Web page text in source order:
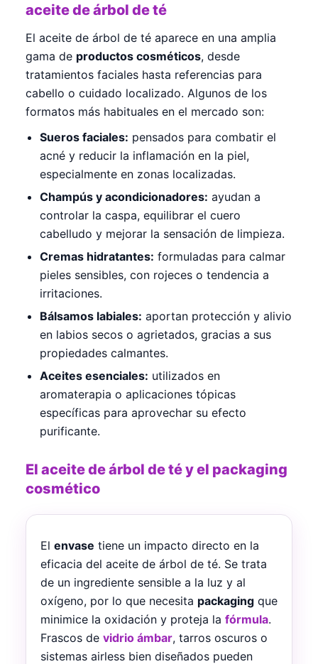
aceite de árbol de té
El aceite de árbol de té aparece en una amplia
gama de productos cosméticos, desde
tratamientos faciales hasta referencias para
cabello o cuidado localizado. Algunos de los
formatos más habituales en el mercado son:
Sueros faciales: pensados para combatir el
acné y reducir la inflamación en la piel,
especialmente en zonas localizadas.
Champús y acondicionadores: ayudan a
controlar la caspa, equilibrar el cuero
cabelludo y mejorar la sensación de limpieza.
Cremas hidratantes: formuladas para calmar
pieles sensibles, con rojeces o tendencia a
irritaciones.
Bálsamos labiales: aportan protección y alivio
en labios secos o agrietados, gracias a sus
propiedades calmantes.
Aceites esenciales: utilizados en
aromaterapia o aplicaciones tópicas
específicas para aprovechar su efecto
purificante.
El aceite de árbol de té y el packaging
cosmético
El envase tiene un impacto directo en la
eficacia del aceite de árbol de té. Se trata
de un ingrediente sensible a la luz y al
oxígeno, por lo que necesita packaging que
minimice la oxidación y proteja la fórmula.
Frascos de vidrio ámbar, tarros oscuros o
sistemas airless bien diseñados pueden